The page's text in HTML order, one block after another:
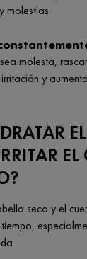
molestias.
molesta,
y
EL
seco y el